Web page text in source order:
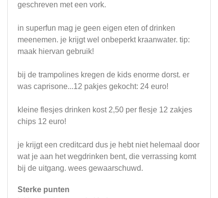
geschreven met een vork.
in superfun mag je geen eigen eten of drinken
meenemen. je krijgt wel onbeperkt kraanwater. tip:
maak hiervan gebruik!
bij de trampolines kregen de kids enorme dorst. er
was caprisone...12 pakjes gekocht: 24 euro!
kleine flesjes drinken kost 2,50 per flesje 12 zakjes
chips 12 euro!
je krijgt een creditcard dus je hebt niet helemaal door
wat je aan het wegdrinken bent, die verrassing komt
bij de uitgang. wees gewaarschuwd.
Sterke punten